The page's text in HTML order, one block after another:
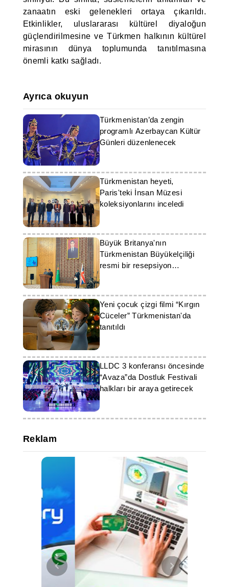
zanaatın eski gelenekleri ortaya çıkarıldı.
Etkinlikler, uluslararası kültürel diyaloğun
güçlendirilmesine ve Türkmen halkının kültürel
mirasının dünya toplumunda tanıtılmasına
önemli katkı sağladı.
Ayrıca okuyun
Türkmenistan’da zengin
programlı Azerbaycan Kültür
Günleri düzenlenecek
Türkmenistan heyeti,
Paris'teki İnsan Müzesi
koleksiyonlarını inceledi
Büyük Britanya'nın
Türkmenistan Büyükelçiliği
resmi bir resepsiyon
düzenledi
Yeni çocuk çizgi filmi “Kırgın
Cüceler” Türkmenistan'da
tanıtıldı
LLDC 3 konferansı öncesinde
“Avaza”da Dostluk Festivali
halkları bir araya getirecek
Reklam